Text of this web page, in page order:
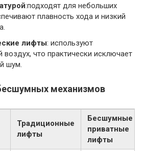
:подходят для небольших
плавность хода и низкий
лифты: используют
воздух, что практически исключает
шум.
механизмов
Традиционные
лифты
Бесшумные
приватные
лифты